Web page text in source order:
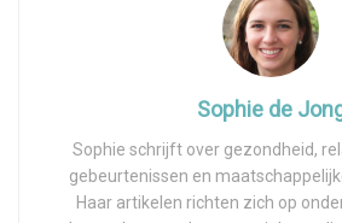
Sophie de
Sophie schrijft over gezondheid,
gebeurtenissen en
Haar artikelen richten zich op